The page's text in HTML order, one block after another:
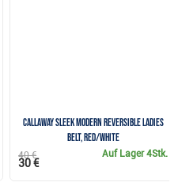
Callaway Sleek Modern Reversible ladies
belt, red/white
Auf Lager4Stk.
40 €
30 €